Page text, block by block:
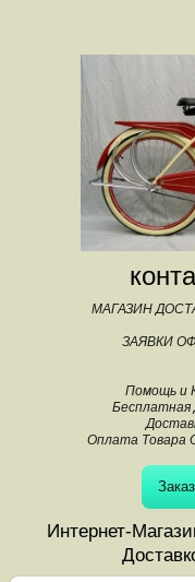
МАГАЗИН
ЗАЯВКИ
Помощь и
Бесплатная
Оплата Товара
Интернет-